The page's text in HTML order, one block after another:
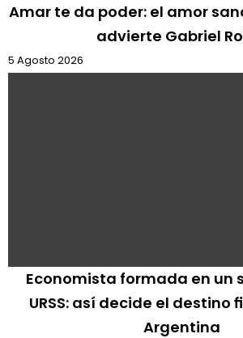
Amar te da poder: el amor
advierte Gabriel
5 Agosto 2026
Economista formada en un
URSS: así decide el destino
Argentina